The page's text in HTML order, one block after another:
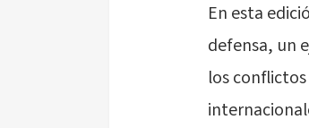
En esta
defensa, un
los